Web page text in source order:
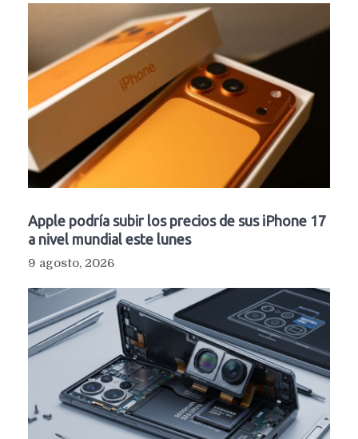
Apple podría subir los precios de sus iPhone 17
a nivel mundial este lunes
9 agosto, 2026